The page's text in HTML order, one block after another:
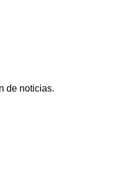
de noticias.